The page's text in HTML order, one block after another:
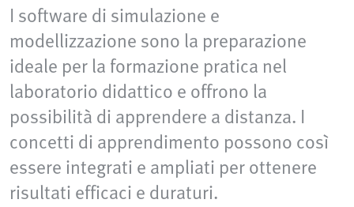
I software di simulazione e
modellizzazione sono la preparazione
ideale per la formazione pratica nel
laboratorio didattico e offrono la
possibilità di apprendere a distanza. I
concetti di apprendimento possono così
essere integrati e ampliati per ottenere
risultati efficaci e duraturi.